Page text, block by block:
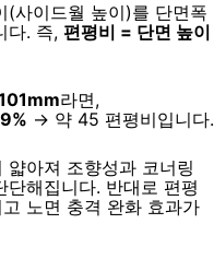
(사이드월 높이)를 단면폭
다. 즉, 편평비 = 단면 높이
라면,
→ 약 45 편평비입니다.
아져 조향성과 코너링
해집니다. 반대로 편평
노면 충격 완화 효과가